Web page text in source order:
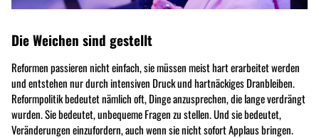
Die Weichen sind gestellt
Reformen passieren nicht einfach, sie müssen meist hart erarbeitet werden
und entstehen nur durch intensiven Druck und hartnäckiges Dranbleiben.
Reformpolitik bedeutet nämlich oft, Dinge anzusprechen, die lange verdrängt
wurden. Sie bedeutet, unbequeme Fragen zu stellen. Und sie bedeutet,
Veränderungen einzufordern, auch wenn sie nicht sofort Applaus bringen.